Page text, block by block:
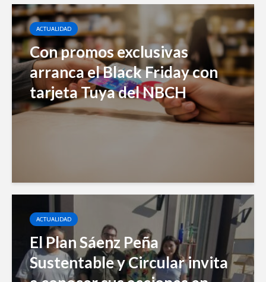
ACTUALIDAD
Con promos exclusivas
arranca el Black Friday con
tarjeta Tuya del NBCH
ACTUALIDAD
El Plan Sáenz Peña
Sustentable y Circular invita